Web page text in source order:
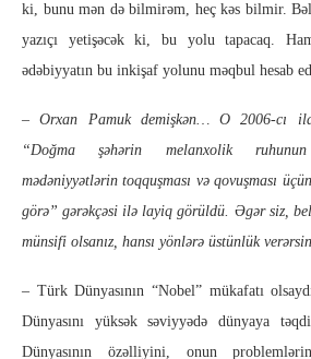
ki, bunu mən də bilmirəm, heç kəs bilmir.
yazıçı yetişəcək ki, bu yolu tapacaq.
ədəbiyyatın bu inkişaf yolunu məqbul hesab
– Orxan Pamuk demişkən… O 2006-cı
“Doğma şəhərin melanxolik ruhunun
mədəniyyətlərin toqquşması və qovuşması
görə” gərəkçəsi ilə layiq görüldü. Əgər siz,
münsifi olsanız, hansı yönlərə üstünlük
– Türk Dünyasının “Nobel” mükafatı
Dünyasını yüksək səviyyədə dünyaya
Dünyasının özəlliyini, onun